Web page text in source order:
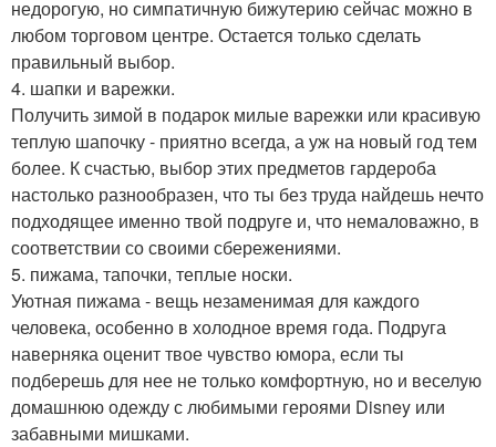
недорогую, но симпатичную бижутерию сейчас можно в
любом торговом центре. Остается только сделать
правильный выбор.
4. шапки и варежки.
Получить зимой в подарок милые варежки или красивую
теплую шапочку - приятно всегда, а уж на новый год тем
более. К счастью, выбор этих предметов гардероба
настолько разнообразен, что ты без труда найдешь нечто
подходящее именно твой подруге и, что немаловажно, в
соответствии со своими сбережениями.
5. пижама, тапочки, теплые носки.
Уютная пижама - вещь незаменимая для каждого
человека, особенно в холодное время года. Подруга
наверняка оценит твое чувство юмора, если ты
подберешь для нее не только комфортную, но и веселую
домашнюю одежду с любимыми героями Disney или
забавными мишками.